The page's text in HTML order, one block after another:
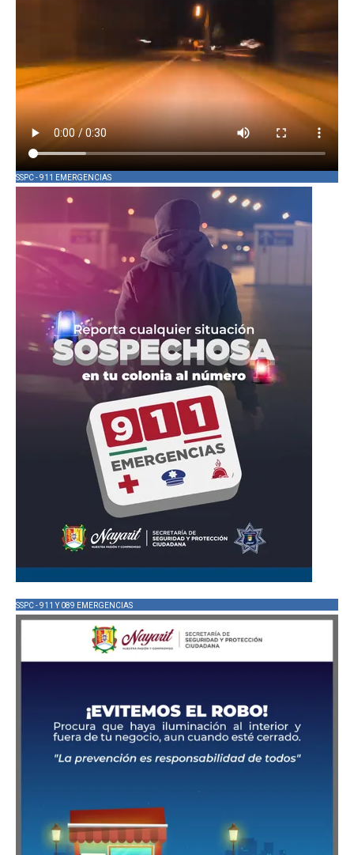
SSPC - 911 EMERGENCIAS
SSPC - 911 Y 089 EMERGENCIAS